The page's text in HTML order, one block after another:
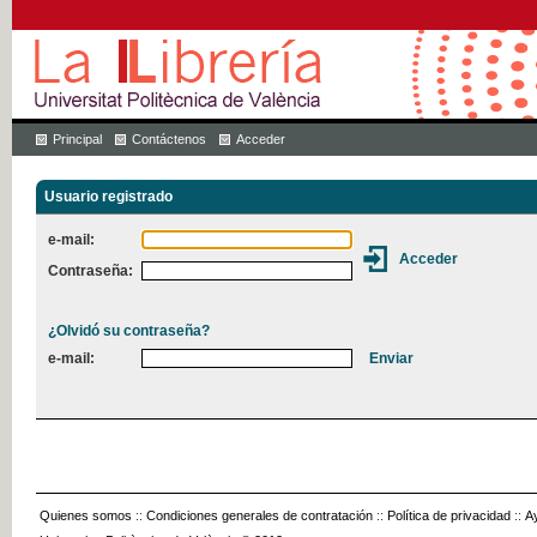
Principal Contáctenos Acceder
Usuario registrado
e-mail:
Contraseña:
¿Olvidó su contraseña?
e-mail:
Quienes somos :: Condiciones generales de contratación :: Política de privacidad ::